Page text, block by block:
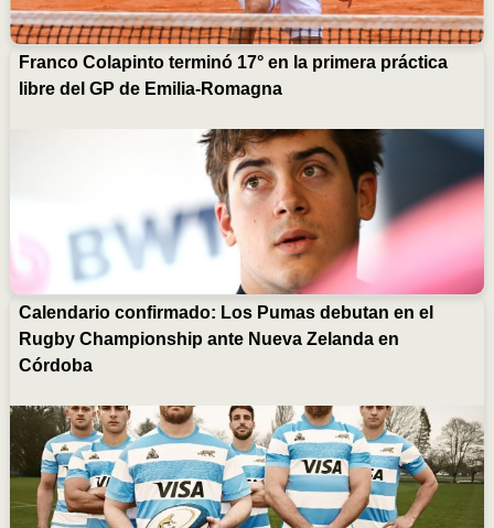
Franco Colapinto terminó 17° en la primera práctica
libre del GP de Emilia-Romagna
Calendario confirmado: Los Pumas debutan en el
Rugby Championship ante Nueva Zelanda en
Córdoba